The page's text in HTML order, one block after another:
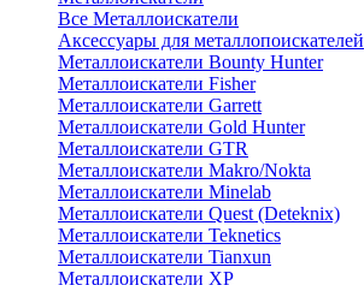
Все Металлоискатели
Аксессуары для металлопоискателей
Металлоискатели Bounty Hunter
Металлоискатели Fisher
Металлоискатели Garrett
Металлоискатели Gold Hunter
Металлоискатели GTR
Металлоискатели Makro/Nokta
Металлоискатели Minelab
Металлоискатели Quest (Deteknix)
Металлоискатели Teknetics
Металлоискатели Tianxun
Металлоискатели XP